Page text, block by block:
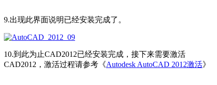
9.出现此界面说明已经安装完成了。
10.到此为止CAD2012已经安装完成，接下来需要激活
CAD2012，激活过程请参考《Autodesk AutoCAD 2012激活》